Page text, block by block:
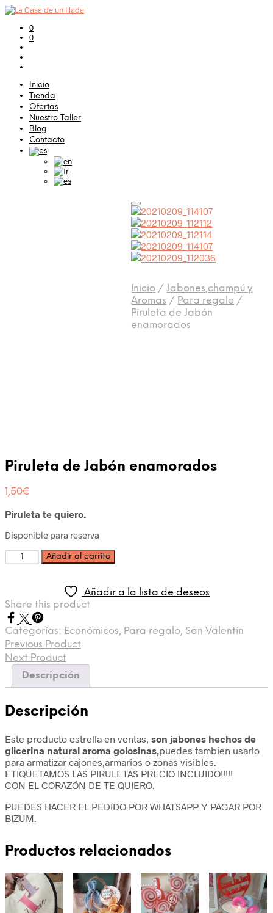
0
0
Inicio
Tienda
Ofertas
Nuestro Taller
Blog
Contacto
Inicio / Jabones,champú y
Aromas / Para regalo /
Piruleta de Jabón
enamorados
Piruleta de Jabón enamorados
1,50€
Piruleta te quiero.
Disponible para reserva
CantidadAñadir al carrito
Añadir a la lista de deseos
Share this product
Categorías: Económicos, Para regalo, San Valentín
Previous Product
Next Product
Descripción
Descripción
Este producto estrella en ventas, son jabones hechos de
glicerina natural aroma golosinas,puedes tambien usarlo
para armatizar cajones,armarios o zonas visibles.
ETIQUETAMOS LAS PIRULETAS PRECIO INCLUIDO!!!!!
CON EL CORAZÓN DE TE QUIERO.
PUEDES HACER EL PEDIDO POR WHATSAPP Y PAGAR POR
BIZUM.
Productos relacionados